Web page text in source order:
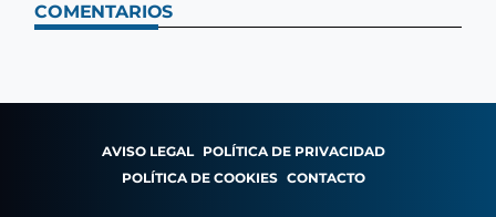
COMENTARIOS
AVISO LEGAL POLÍTICA DE PRIVACIDAD
POLÍTICA DE COOKIES CONTACTO